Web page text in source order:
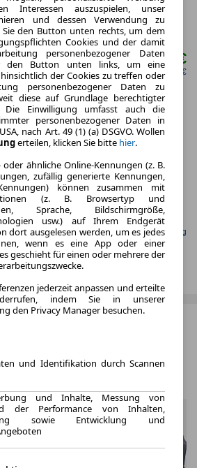
Sport 600e AWD -
ab mtl.796,00 €
netto mtl. 668,91 €
48 Monate
Laufzeit
Elektro
Kraftstoff
(komb.)
Gefunden auf Null Leasing
Interessen auszuspielen, unser
und dessen Verwendung zu
Sie den Button unten rechts, um dem
Cookies und der damit
personenbezogener Daten
den Button unten links, um eine
der Cookies zu treffen oder
personenbezogener Daten zu
diese auf Grundlage berechtigter
Die Einwilligung umfasst auch die
personenbezogener Daten in
nach Art. 49 (1) (a) DSGVO. Wollen
erteilen, klicken Sie bitte hier.
oder ähnliche Online-Kennungen (z. B.
zufällig generierte Kennungen,
können zusammen mit
(z. B. Browsertyp und
Sprache, Bildschirmgröße,
usw.) auf Ihrem Endgerät
dort ausgelesen werden, um es jedes
wenn es eine App oder einer
geschieht für einen oder mehrere der
jederzeit anpassen und erteilte
indem Sie in unserer
den Privacy Manager besuchen.
und Identifikation durch Scannen
und Inhalte, Messung von
der Performance von Inhalten,
sowie Entwicklung und